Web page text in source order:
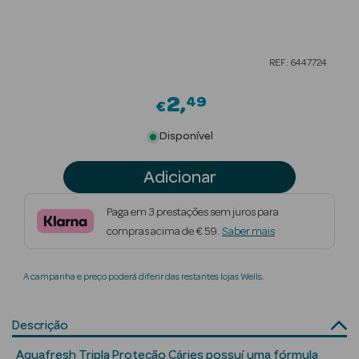
Beauty Season
Maquilhagem
Beauty Season
REF: 6447724
€2 49
Disponível
Adicionar
Paga em 3 prestações sem juros para
compras acima de € 59. Saber mais
A campanha e preço poderá diferir das restantes lojas Wells.
Descrição
Aquafresh Tripla Proteção Cáries possuí uma fórmula